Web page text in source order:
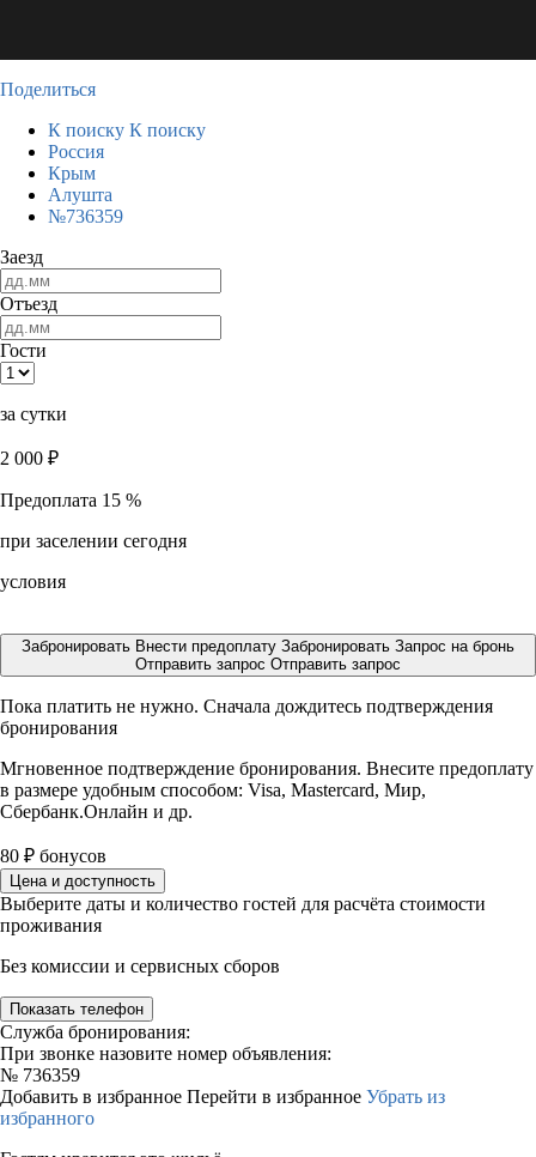
Поделиться
К поиску К поиску
Россия
Крым
Алушта
№736359
Заезд
Отъезд
Гости
за сутки
2 000 ₽
Предоплата 15 %
при заселении сегодня
условия
Забронировать Внести предоплату Забронировать Запрос на бронь
Отправить запрос Отправить запрос
Пока платить не нужно. Сначала дождитесь подтверждения
бронирования
Мгновенное подтверждение бронирования. Внесите предоплату
в размере удобным способом: Visa, Mastercard, Мир,
Сбербанк.Онлайн и др.
80 ₽ бонусов
Цена и доступность
Выберите даты и количество гостей для расчёта стоимости
проживания
Без комиссии и сервисных сборов
Показать телефон
Служба бронирования:
При звонке назовите номер объявления:
№ 736359
Добавить в избранное Перейти в избранное Убрать из
избранного